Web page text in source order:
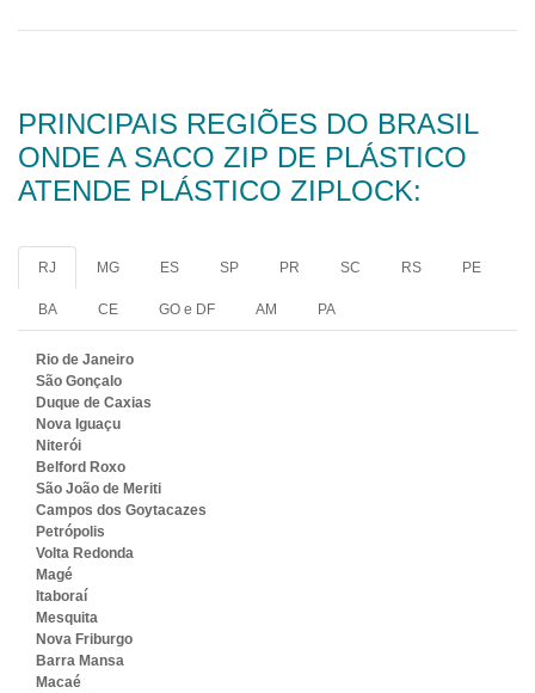
PRINCIPAIS REGIÕES DO BRASIL
ONDE A SACO ZIP DE PLÁSTICO
ATENDE PLÁSTICO ZIPLOCK:
RJ MG ES SP PR SC RS PE
BA CE GO e DF AM PA
Rio de Janeiro
São Gonçalo
Duque de Caxias
Nova Iguaçu
Niterói
Belford Roxo
São João de Meriti
Campos dos Goytacazes
Petrópolis
Volta Redonda
Magé
Itaboraí
Mesquita
Nova Friburgo
Barra Mansa
Macaé